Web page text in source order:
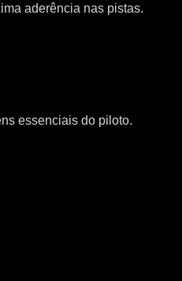
aderência nas pistas.
essenciais do piloto.